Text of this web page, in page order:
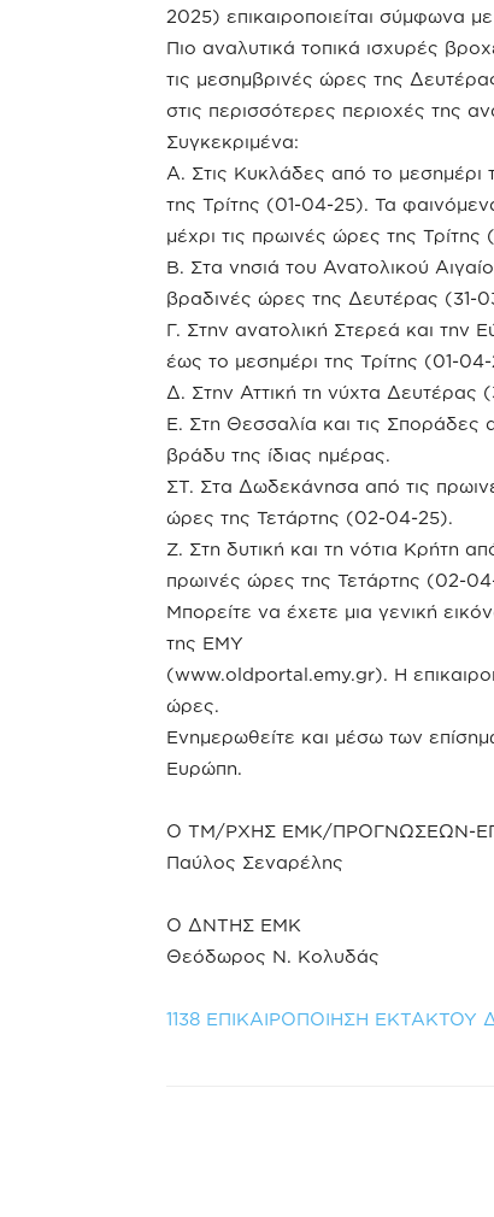
2025) επικαιροποιείται σύμφωνα
Πιο αναλυτικά τοπικά ισχυρές
τις μεσημβρινές ώρες της
στις περισσότερες περιοχές της
Συγκεκριμένα:
Α. Στις Κυκλάδες από το μεσημέρι
της Τρίτης (01-04-25). Τα
μέχρι τις πρωινές ώρες της
Β. Στα νησιά του Ανατολικού
βραδινές ώρες της Δευτέρας (31-
Γ. Στην ανατολική Στερεά και την
έως το μεσημέρι της Τρίτης (01-
Δ. Στην Αττική τη νύχτα Δευτέρας
Ε. Στη Θεσσαλία και τις Σποράδες
βράδυ της ίδιας ημέρας.
ΣΤ. Στα Δωδεκάνησα από τις
ώρες της Τετάρτης (02-04-25).
Ζ. Στη δυτική και τη νότια Κρήτη
πρωινές ώρες της Τετάρτης (02-
Μπορείτε να έχετε μια γενική
της ΕΜΥ
(www.oldportal.emy.gr). Η
ώρες.
Ενημερωθείτε και μέσω των
Ευρώπη.
Ο ΤΜ/ΡΧΗΣ ΕΜΚ/ΠΡΟΓΝΩΣΕΩΝ-
Παύλος Σεναρέλης
Ο ΔΝΤΗΣ ΕΜΚ
Θεόδωρος Ν. Κολυδάς
1138 ΕΠΙΚΑΙΡΟΠΟΙΗΣΗ ΕΚΤΑΚΤΟΥ